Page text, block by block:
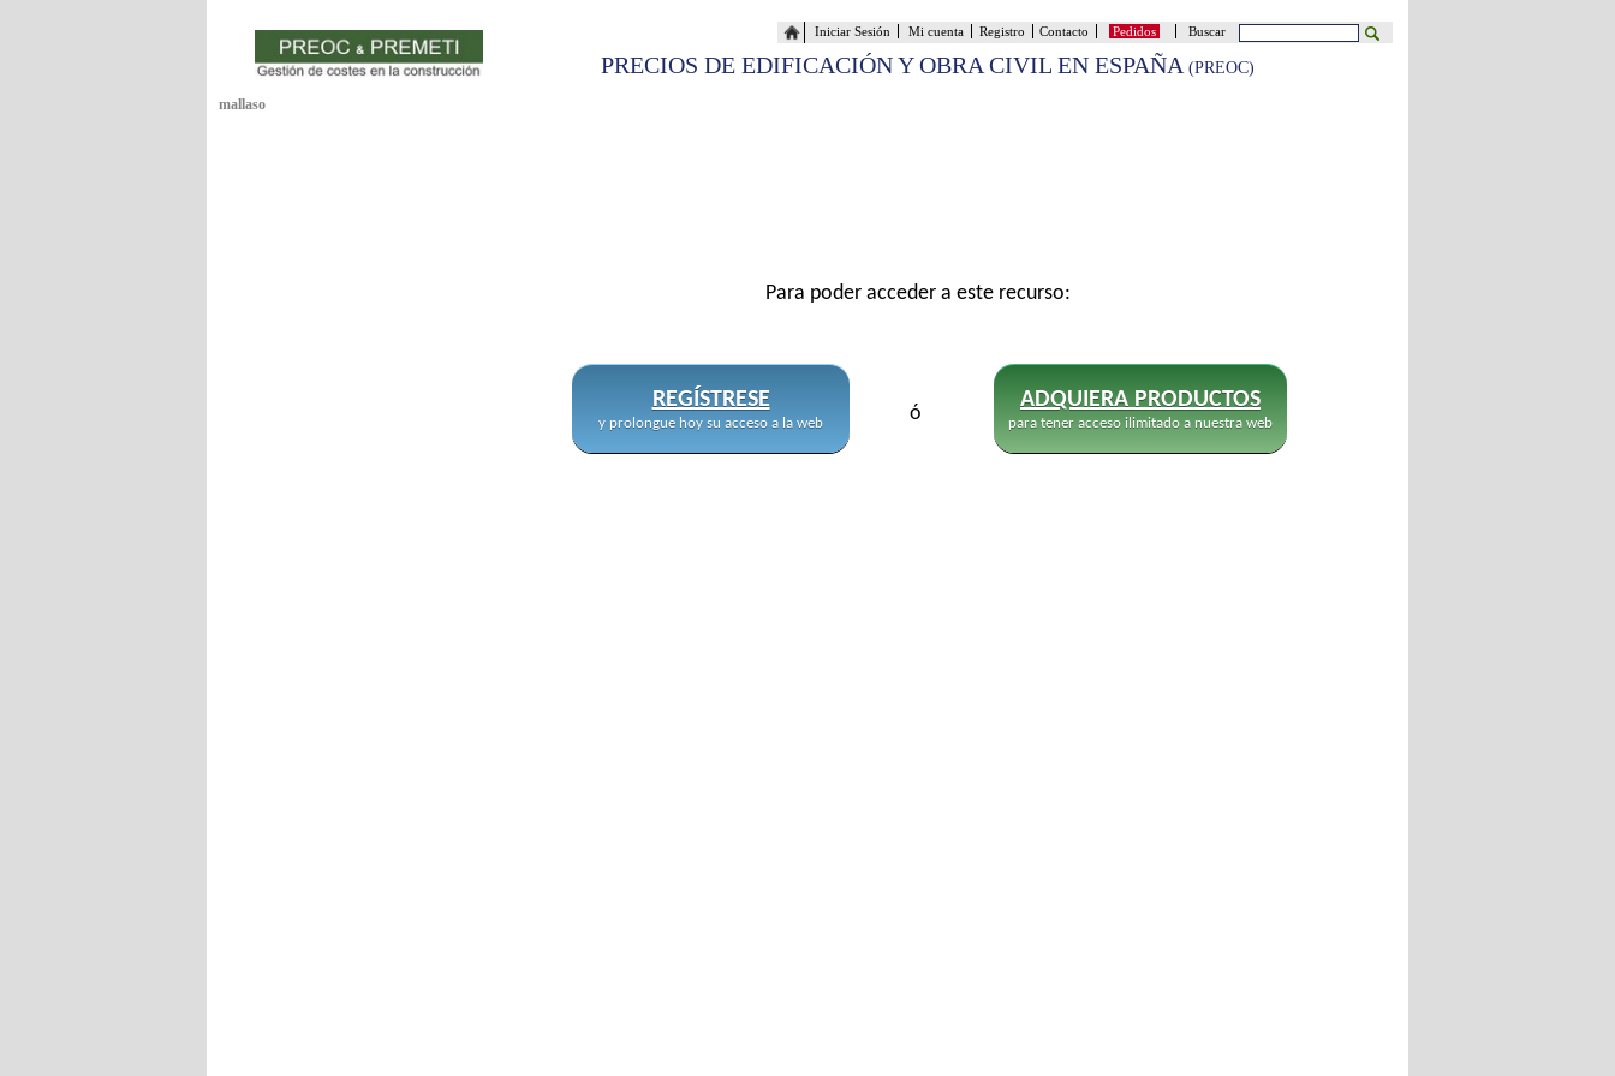
Buscar
Pedidos
Contacto
Registro
Mi cuenta
Iniciar Sesión
PRECIOS DE EDIFICACIÓN Y OBRA CIVIL EN ESPAÑA (PREOC)
mallaso
REGÍSTRESE
y prolongue hoy su acceso a la web
Para poder acceder a este recurso:
ó
ADQUIERA PRODUCTOS
para tener acceso ilimitado a nuestra web